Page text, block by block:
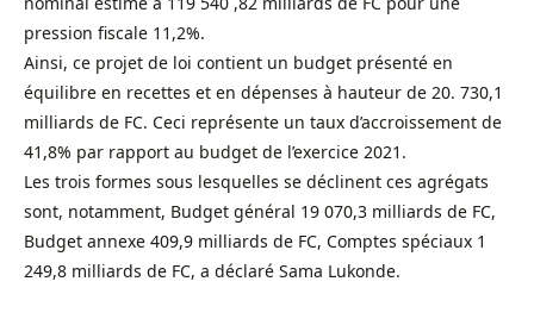
pression fiscale 11,2%.
Ainsi, ce projet de loi contient un budget présenté en
équilibre en recettes et en dépenses à hauteur de 20. 730,1
milliards de FC. Ceci représente un taux d’accroissement de
41,8% par rapport au budget de l’exercice 2021.
Les trois formes sous lesquelles se déclinent ces agrégats
sont, notamment, Budget général 19 070,3 milliards de FC,
Budget annexe 409,9 milliards de FC, Comptes spéciaux 1
249,8 milliards de FC, a déclaré Sama Lukonde.